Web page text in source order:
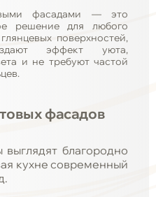
фасадами — это
решение для любого
поверхностей,
эффект уюта,
и не требуют частой
фасадов
благородно
кухне современный